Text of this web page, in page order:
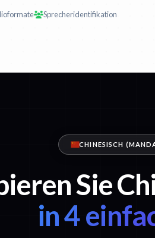
Sprecheridentifikation
CHINESISCH
Sie
in 4